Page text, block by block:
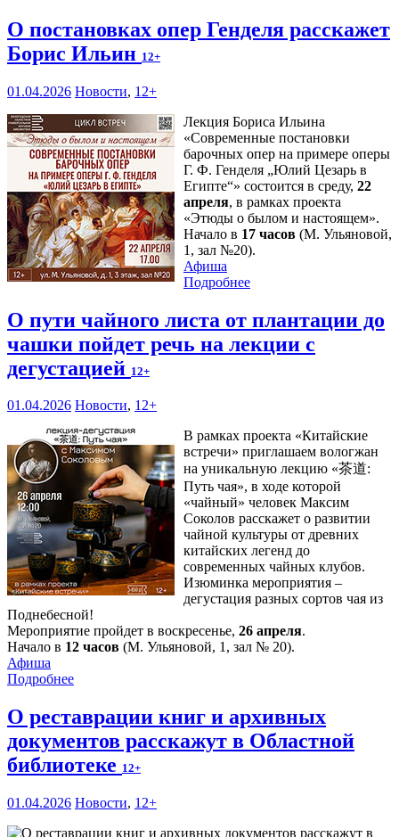
О постановках опер Генделя расскажет
Борис Ильин 12+
01.04.2026 Новости, 12+
Лекция Бориса Ильина
«Современные постановки
барочных опер на примере оперы
Г. Ф. Генделя „Юлий Цезарь в
Египте“» состоится в среду, 22
апреля, в рамках проекта
«Этюды о былом и настоящем».
Начало в 17 часов (М. Ульяновой,
1, зал №20).
Афиша
Подробнее
О пути чайного листа от плантации до
чашки пойдет речь на лекции с
дегустацией 12+
01.04.2026 Новости, 12+
В рамках проекта «Китайские
встречи» приглашаем вологжан
на уникальную лекцию «茶道:
Путь чая», в ходе которой
«чайный» человек Максим
Соколов расскажет о развитии
чайной культуры от древних
китайских легенд до
современных чайных клубов.
Изюминка мероприятия –
дегустация разных сортов чая из
Поднебесной!
Мероприятие пройдет в воскресенье, 26 апреля.
Начало в 12 часов (М. Ульяновой, 1, зал № 20).
Афиша
Подробнее
О реставрации книг и архивных
документов расскажут в Областной
библиотеке 12+
01.04.2026 Новости, 12+